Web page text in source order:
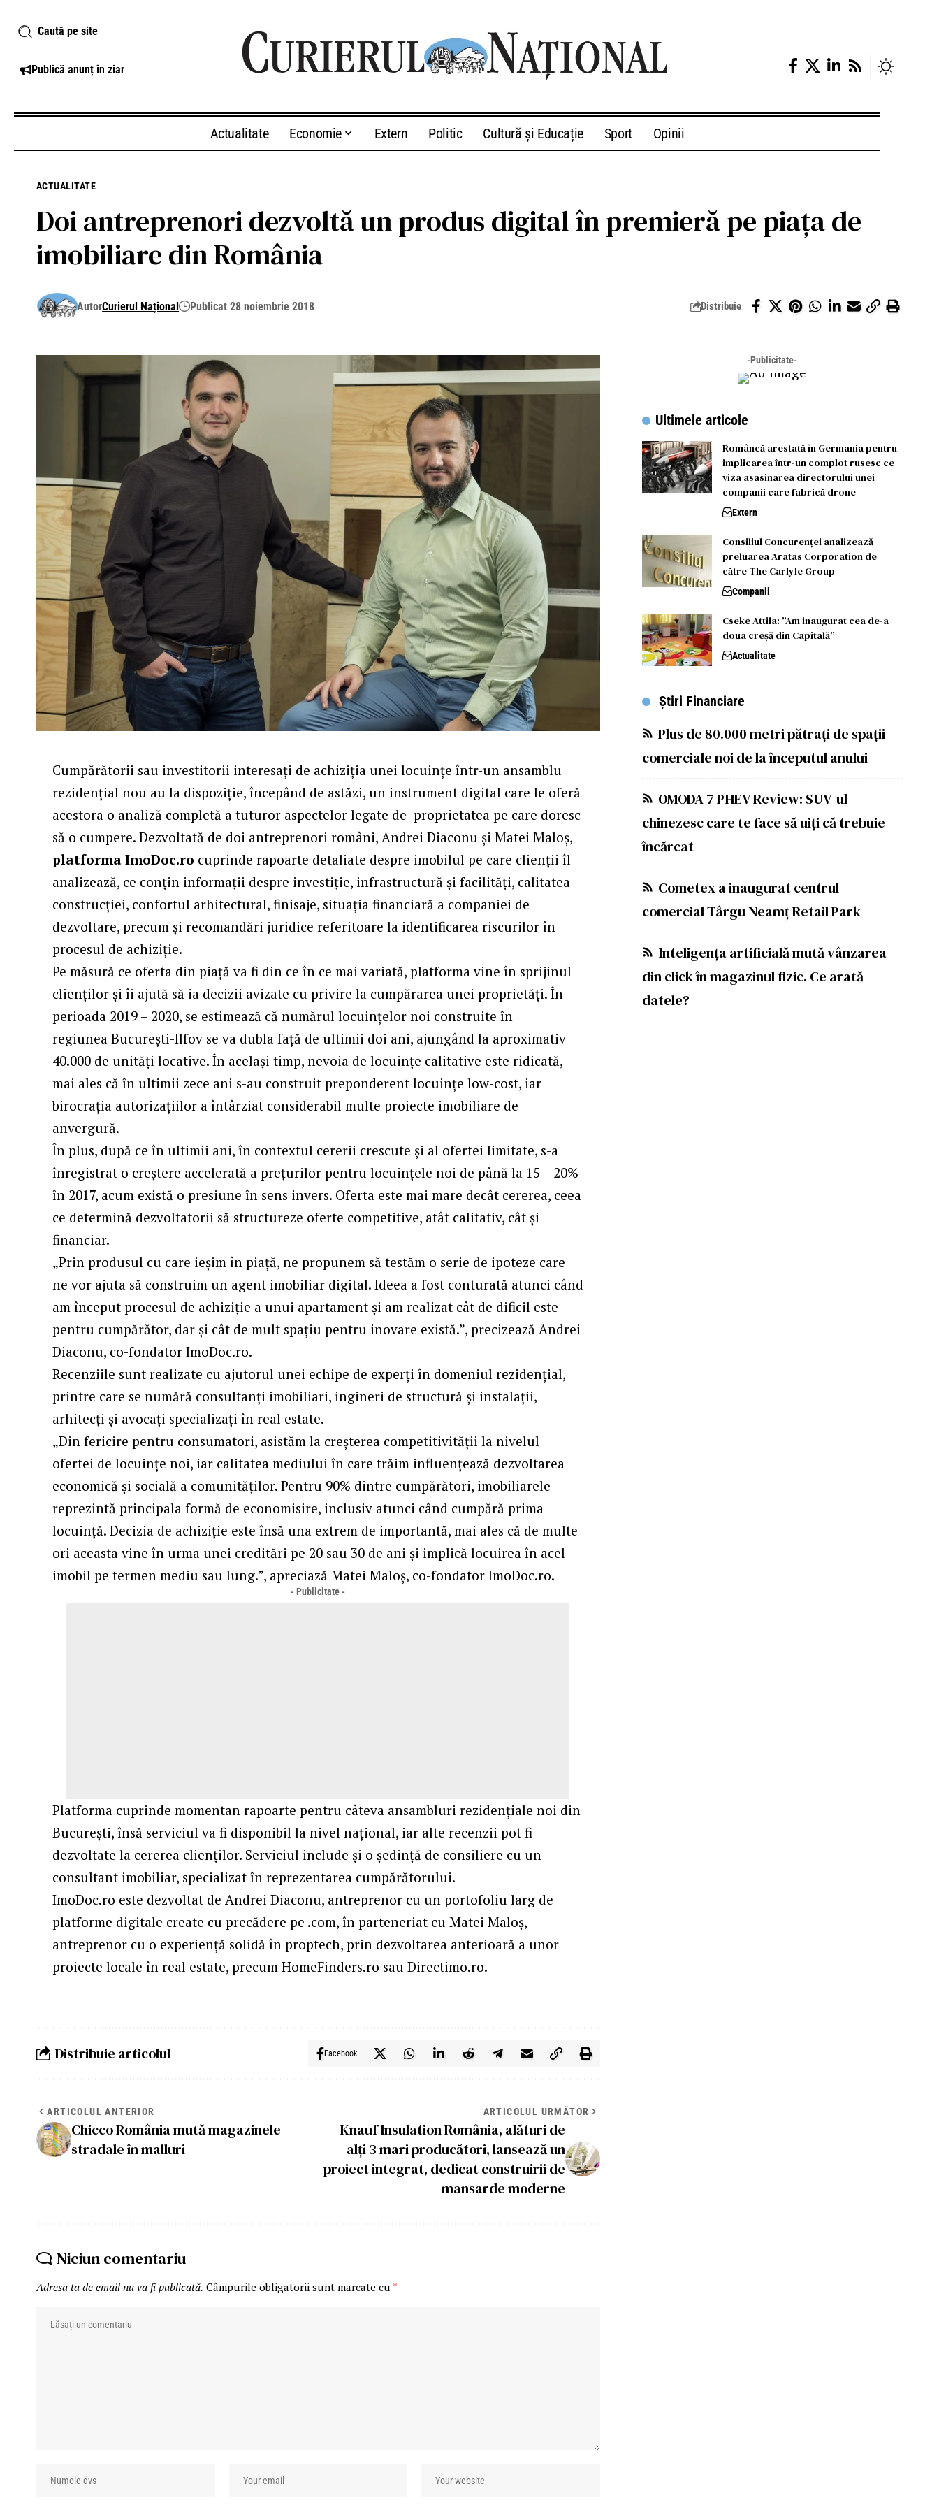
Caută pe site
Publică anunț în ziar
Actualitate Economie Extern Politic Cultură și Educație Sport Opinii
ACTUALITATE
Doi antreprenori dezvoltă un produs digital în premieră pe piața de
imobiliare din România
AutorCurierul Național Publicat 28 noiembrie 2018 Distribuie
Cumpărătorii sau investitorii interesați de achiziția unei locuințe într-un ansamblu
rezidențial nou au la dispoziție, începând de astăzi, un instrument digital care le oferă
acestora o analiză completă a tuturor aspectelor legate de proprietatea pe care doresc
să o cumpere. Dezvoltată de doi antreprenori români, Andrei Diaconu și Matei Maloș,
platforma ImoDoc.ro cuprinde rapoarte detaliate despre imobilul pe care clienții îl
analizează, ce conțin informații despre investiție, infrastructură și facilități, calitatea
construcției, confortul arhitectural, finisaje, situația financiară a companiei de
dezvoltare, precum și recomandări juridice referitoare la identificarea riscurilor în
procesul de achiziție.
Pe măsură ce oferta din piață va fi din ce în ce mai variată, platforma vine în sprijinul
clienților și îi ajută să ia decizii avizate cu privire la cumpărarea unei proprietăți. În
perioada 2019 – 2020, se estimează că numărul locuințelor noi construite în
regiunea București-Ilfov se va dubla față de ultimii doi ani, ajungând la aproximativ
40.000 de unități locative. În același timp, nevoia de locuințe calitative este ridicată,
mai ales că în ultimii zece ani s-au construit preponderent locuințe low-cost, iar
birocrația autorizațiilor a întârziat considerabil multe proiecte imobiliare de
anvergură.
În plus, după ce în ultimii ani, în contextul cererii crescute și al ofertei limitate, s-a
înregistrat o creștere accelerată a prețurilor pentru locuințele noi de până la 15 – 20%
în 2017, acum există o presiune în sens invers. Oferta este mai mare decât cererea, ceea
ce determină dezvoltatorii să structureze oferte competitive, atât calitativ, cât și
financiar.
„Prin produsul cu care ieșim în piață, ne propunem să testăm o serie de ipoteze care
ne vor ajuta să construim un agent imobiliar digital. Ideea a fost conturată atunci când
am început procesul de achiziție a unui apartament și am realizat cât de dificil este
pentru cumpărător, dar și cât de mult spațiu pentru inovare există.”, precizează Andrei
Diaconu, co-fondator ImoDoc.ro.
Recenziile sunt realizate cu ajutorul unei echipe de experți în domeniul rezidențial,
printre care se numără consultanți imobiliari, ingineri de structură și instalații,
arhitecți și avocați specializați în real estate.
„Din fericire pentru consumatori, asistăm la creșterea competitivității la nivelul
ofertei de locuințe noi, iar calitatea mediului în care trăim influențează dezvoltarea
economică și socială a comunităților. Pentru 90% dintre cumpărători, imobiliarele
reprezintă principala formă de economisire, inclusiv atunci când cumpără prima
locuință. Decizia de achiziție este însă una extrem de importantă, mai ales că de multe
ori aceasta vine în urma unei creditări pe 20 sau 30 de ani și implică locuirea în acel
imobil pe termen mediu sau lung.”, apreciază Matei Maloș, co-fondator ImoDoc.ro.
- Publicitate -
Platforma cuprinde momentan rapoarte pentru câteva ansambluri rezidențiale noi din
București, însă serviciul va fi disponibil la nivel național, iar alte recenzii pot fi
dezvoltate la cererea clienților. Serviciul include și o ședință de consiliere cu un
consultant imobiliar, specializat în reprezentarea cumpărătorului.
ImoDoc.ro este dezvoltat de Andrei Diaconu, antreprenor cu un portofoliu larg de
platforme digitale create cu precădere pe .com, în parteneriat cu Matei Maloș,
antreprenor cu o experiență solidă în proptech, prin dezvoltarea anterioară a unor
proiecte locale în real estate, precum HomeFinders.ro sau Directimo.ro.
Distribuie articolul Facebook
ARTICOLUL ANTERIOR
Chicco România mută magazinele
stradale în malluri
ARTICOLUL URMĂTOR
Knauf Insulation România, alături de
alți 3 mari producători, lansează un
proiect integrat, dedicat construirii de
mansarde moderne
Niciun comentariu
Adresa ta de email nu va fi publicată. Câmpurile obligatorii sunt marcate cu *
-Publicitate-
Ultimele articole
Româncă arestată în Germania pentru
implicarea într-un complot rusesc ce
viza asasinarea directorului unei
companii care fabrică drone
Extern
Consiliul Concurenței analizează
preluarea Aratas Corporation de
către The Carlyle Group
Companii
Cseke Attila: ”Am inaugurat cea de-a
doua creșă din Capitală”
Actualitate
Știri Financiare
Plus de 80.000 metri pătrați de spații
comerciale noi de la începutul anului
OMODA 7 PHEV Review: SUV-ul
chinezesc care te face să uiți că trebuie
încărcat
Cometex a inaugurat centrul
comercial Târgu Neamț Retail Park
Inteligența artificială mută vânzarea
din click în magazinul fizic. Ce arată
datele?